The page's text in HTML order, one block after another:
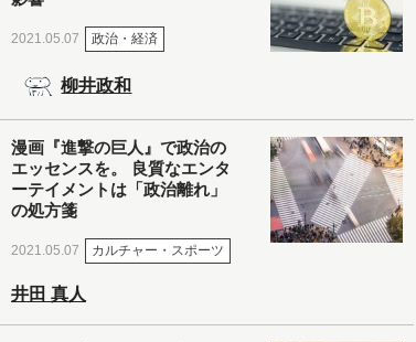
2021.05.07 政治・経済
柳井政和
漫画『進撃の巨人』で政治の
エッセンスを。 良質なエンタ
ーテイメントは「政治離れ」
の処方箋
2021.05.07 カルチャー・スポーツ
井田 真人